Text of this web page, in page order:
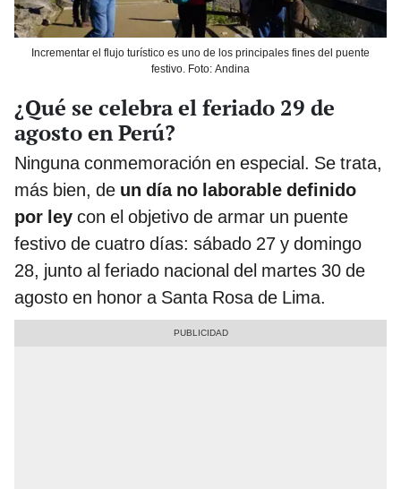
Incrementar el flujo turístico es uno de los principales fines del puente
festivo. Foto: Andina
¿Qué se celebra el feriado 29 de
agosto en Perú?
Ninguna conmemoración en especial. Se trata,
más bien, de un día no laborable definido
por ley con el objetivo de armar un puente
festivo de cuatro días: sábado 27 y domingo
28, junto al feriado nacional del martes 30 de
agosto en honor a Santa Rosa de Lima.